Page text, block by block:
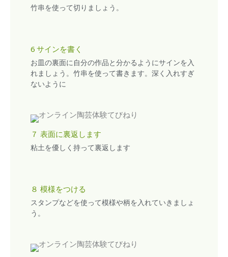
竹串を使って切りましょう。
6 サインを書く
お皿の裏面に自分の作品と分かるようにサインを入
れましょう。竹串を使って書きます。深く入れすぎ
ないように
７ 表面に裏返します
粘土を優しく持って裏返します
８ 模様をつける
スタンプなどを使って模様や柄を入れていきましょ
う。